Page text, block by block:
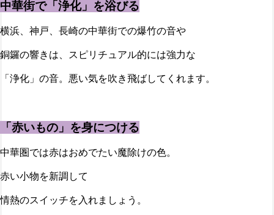
中華街で「浄化」を浴びる
横浜、神戸、長崎の中華街での爆竹の音や
銅鑼の響きは、スピリチュアル的には強力な
「浄化」の音。悪い気を吹き飛ばしてくれます。
「赤いもの」を身につける
中華圏では赤はおめでたい魔除けの色。
赤い小物を新調して
情熱のスイッチを入れましょう。